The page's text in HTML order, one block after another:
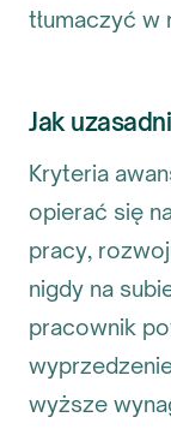
tłumaczyć w
Jak
Kryteria
opierać się
pracy,
nigdy na
pracownik
wyższe